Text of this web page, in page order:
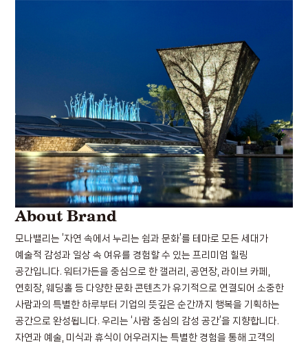
About Brand
모나밸리는 ‘자연 속에서 누리는 쉼과 문화’를 테마로 모든 세대가
예술적 감성과 일상 속 여유를 경험할 수 있는 프리미엄 힐링
공간입니다. 워터가든을 중심으로 한 갤러리, 공연장, 라이브 카페,
연회장, 웨딩홀 등 다양한 문화 콘텐츠가 유기적으로 연결되어 소중한
사람과의 특별한 하루부터 기업의 뜻깊은 순간까지 행복을 기획하는
공간으로 완성됩니다. 우리는 ‘사람 중심의 감성 공간’을 지향합니다.
자연과 예술, 미식과 휴식이 어우러지는 특별한 경험을 통해 고객의